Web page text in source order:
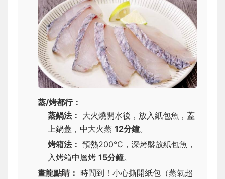
蒸/烤都行：
蒸鍋法： 大火燒開水後，放入紙包魚，蓋
上鍋蓋，中大火蒸 12分鐘。
烤箱法： 預熱200°C，深烤盤放紙包魚，
入烤箱中層烤 15分鐘。
畫龍點睛： 時間到！小心撕開紙包（蒸氣超